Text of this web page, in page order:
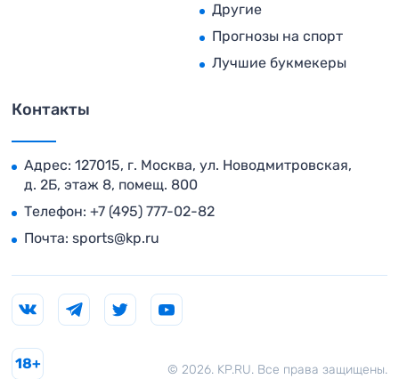
Другие
Прогнозы на спорт
Лучшие букмекеры
Контакты
Адрес: 127015, г. Москва, ул. Новодмитровская,
д. 2Б, этаж 8, помещ. 800
Телефон: +7 (495) 777-02-82
Почта: sports@kp.ru
© 2026. KP.RU. Все права защищены.
18+